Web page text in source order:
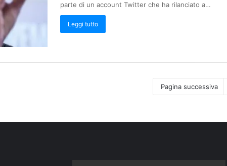
parte di un account Twitter che ha rilanciato a…
Leggi tutto
Pagina successiva